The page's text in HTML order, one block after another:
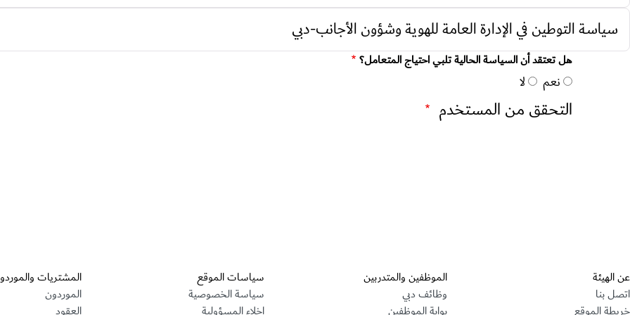
سياسة التوطين في الإدارة العامة للهوية وشؤون الأجانب-دبي
هل تعتقد أن السياسة الحالية تلبي احتياج المتعامل؟
نعم لا
التحقق من المستخدم
عن الهيئة
اتصل بنا
خريطة الموقع
الموظفين والمتدربين
وظائف دبي
بوابة الموظفين
سياسات الموقع
سياسة الخصوصية
إخلاء المسؤولية
المشتريات
الموردون
العقود